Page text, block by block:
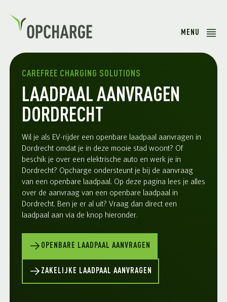
MENU
CAREFREE CHARGING SOLUTIONS
LAADPAAL AANVRAGEN
DORDRECHT
Wil je als EV-rijder een openbare laadpaal aanvragen in
Dordrecht omdat je in deze mooie stad woont? Of
beschik je over een elektrische auto en werk je in
Dordrecht? Opcharge ondersteunt je bij de aanvraag
van een openbare laadpaal. Op deze pagina lees je alles
over de aanvraag van een openbare laadpaal in
Dordrecht. Ben je er al uit? Vraag dan direct een
laadpaal aan via de knop hieronder.
OPENBARE LAADPAAL AANVRAGEN
ZAKELIJKE LAADPAAL AANVRAGEN